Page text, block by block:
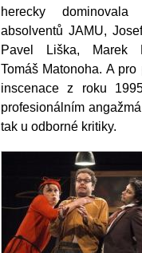
herecky dominovala
absolventů JAMU,
Pavel Liška, Marek
Tomáš Matonoha. A
inscenace z roku
profesionálním
tak u odborné kritiky.